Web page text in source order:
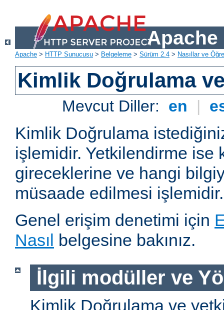
Apache
Apache > HTTP Sunucusu > Belgeleme > Sürüm 2.4 > Nasıllar ve
Kimlik Doğrulama
Mevcut Diller: en |
Kimlik Doğrulama
işlemidir. Yetkilendirme ise
gireceklerine ve hangi
müsaade edilmesi işlemidir.
Genel erişim denetimi için
Nasıl belgesine bakınız.
İlgili modüller ve
Kimlik Doğrulama ve